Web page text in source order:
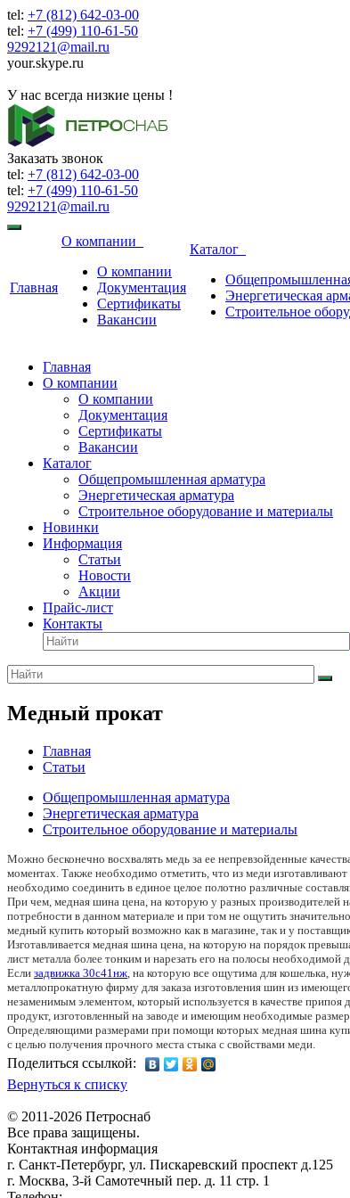
tel: +7 (812) 642-03-00
tel: +7 (499) 110-61-50
9292121@mail.ru
your.skype.ru
У нас всегда низкие цены !
Заказать звонок
tel: +7 (812) 642-03-00
tel: +7 (499) 110-61-50
9292121@mail.ru
Главная
О компании
О компании
Документация
Сертификаты
Вакансии
Каталог
Энергетическая
Строительное
Главная
О компании
О компании
Документация
Сертификаты
Вакансии
Каталог
Общепромышленная арматура
Энергетическая арматура
Строительное оборудование и материалы
Новинки
Информация
Статьи
Новости
Акции
Прайс-лист
Контакты
Медный прокат
Главная
Статьи
Общепромышленная арматура
Энергетическая арматура
Строительное оборудование и материалы
Можно бесконечно восхвалять медь за ее непревзойденные
моментах. Также необходимо отметить, что из меди
необходимо соединить в единое целое полотно различные
При чем, медная шина цена, на которую у разных производителей
потребности в данном материале и при том не ощутить
медный купить который возможно как в магазине, так и у
Изготавливается медная шина цена, на которую на порядок
лист металла более тонким и нарезать его на полосы
Если задвижка 30с41нж , на которую все ощутима для кошелька,
металлопрокатную фирму для заказа изготовления шин из
незаменимым элементом, который используется в качестве припоя
продукт, изготовленный на заводе и имеющим необходимые
Определяющими размерами при помощи которых медная шина
с целью получения прочного места стыка с свойствами меди.
Поделиться ссылкой:
Вернуться к списку
© 2011-2026 Петроснаб
Все права защищены.
Контактная информация
г. Санкт-Петербург, ул. Пискаревский проспект д.125
г. Москва, 3-й Самотечный пер. д. 11 стр. 1